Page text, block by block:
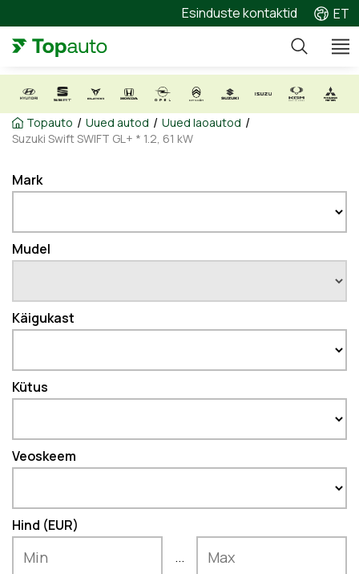
Esinduste kontaktid ET
Topauto / Uued autod / Uued laoautod /
Suzuki Swift SWIFT GL+ * 1.2, 61 kW
Mark
Mudel
Käigukast
Kütus
Veoskeem
Hind (EUR)
...